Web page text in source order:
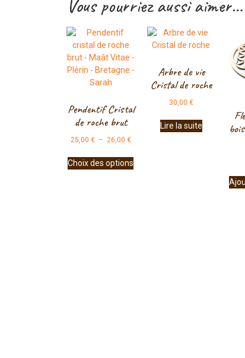
Vous pourriez aussi aimer…
Pendentif Cristal
de roche brut
25,00 € – 26,00 €
Choix des options
Arbre de vie
Cristal de roche
30,00 €
Lire la suite